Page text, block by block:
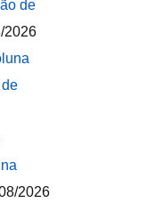
de
2026
2026